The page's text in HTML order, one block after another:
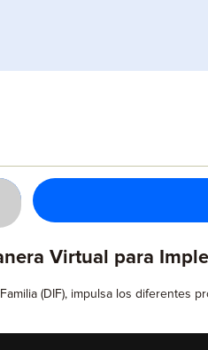
Virtual para
(DIF), impulsa los